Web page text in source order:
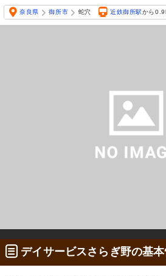
奈良県 御所市 蛇穴 近鉄御所駅から
デイサービスさらぎ野の基